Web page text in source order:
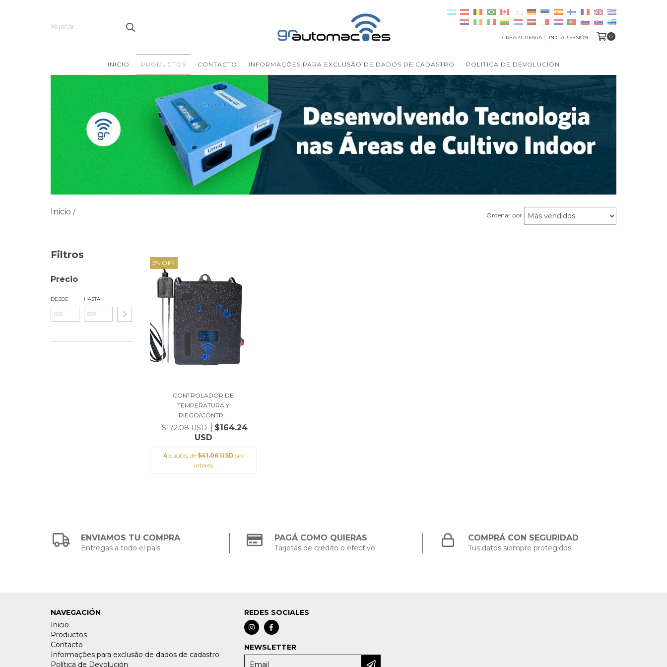
CREAR CUENTA INICIAR SESIÓN 0
INICIO PRODUCTOS CONTACTO INFORMAÇÕES PARA EXCLUSÃO DE DADOS DE CADASTRO POLÍTICA DE DEVOLUCIÓN
Inicio / Ordenar por
Filtros
Precio
DESDE HASTA
5% OFF
CONTROLADOR DE
TEMPERATURA Y
RIEGO/CONTR...
$172.08 USD
$164.24
USD
4 cuotas de $41.06 USD sin
interés
ENVIAMOS TU COMPRA
Entregas a todo el país
PAGÁ COMO QUIERAS
Tarjetas de crédito o efectivo
COMPRÁ CON SEGURIDAD
Tus datos siempre protegidos
NAVEGACIÓN
Inicio
Productos
Contacto
Informações para exclusão de dados de cadastro
Política de Devolución
REDES SOCIALES
NEWSLETTER